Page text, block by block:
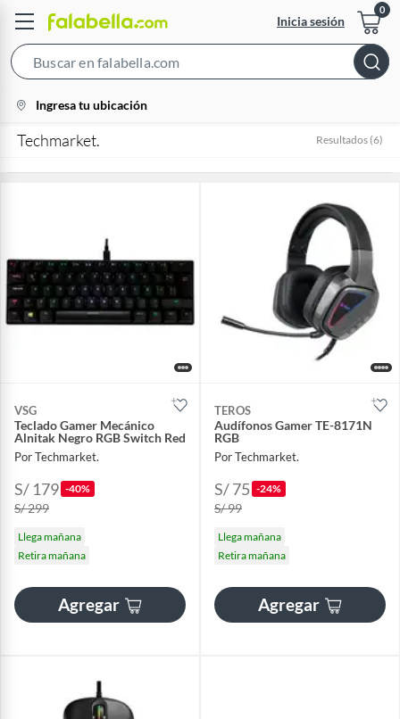
Inicia sesión
Bar
location-
icon
Ingresa tu ubicación
Techmarket. Resultados (6)
VSG
Teclado Gamer Mecánico
Alnitak Negro RGB Switch Red
Por Techmarket.
S/ 179 -40%
S/ 299
Llega mañana
Retira mañana
Agregar
TEROS
Audífonos Gamer TE-8171N
RGB
Por Techmarket.
S/ 75 -24%
S/ 99
Llega mañana
Retira mañana
Agregar